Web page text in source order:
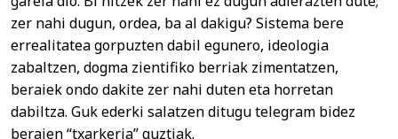
zer nahi dugun, ordea, ba al dakigu? Sistema bere
errealitatea gorpuzten dabil egunero, ideologia
zabaltzen, dogma zientifiko berriak zimentatzen,
beraiek ondo dakite zer nahi duten eta horretan
dabiltza. Guk ederki salatzen ditugu telegram bidez
beraien “txarkeria” guztiak.